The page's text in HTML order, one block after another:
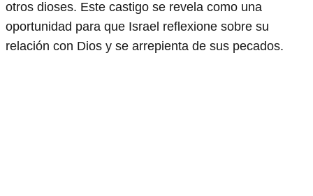
otros dioses. Este castigo se revela como una
oportunidad para que Israel reflexione sobre su
relación con Dios y se arrepienta de sus pecados.